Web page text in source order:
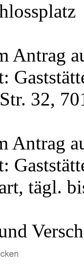
Antrag
32,
Antrag
tägl.